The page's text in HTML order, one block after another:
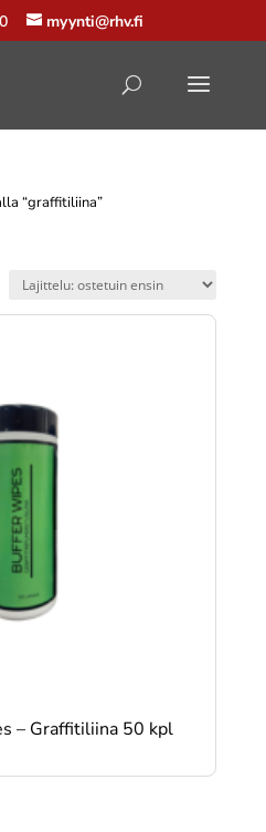
myynti@rhv.fi
“graffitiliina”
– Graffitiliina 50 kpl